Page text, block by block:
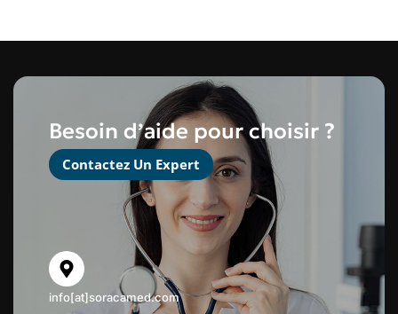
Besoin d’aide pour choisir ?
Contactez Un Expert
info[at]soracamed.com